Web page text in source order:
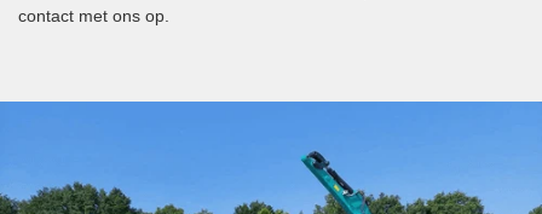
contact met ons op.